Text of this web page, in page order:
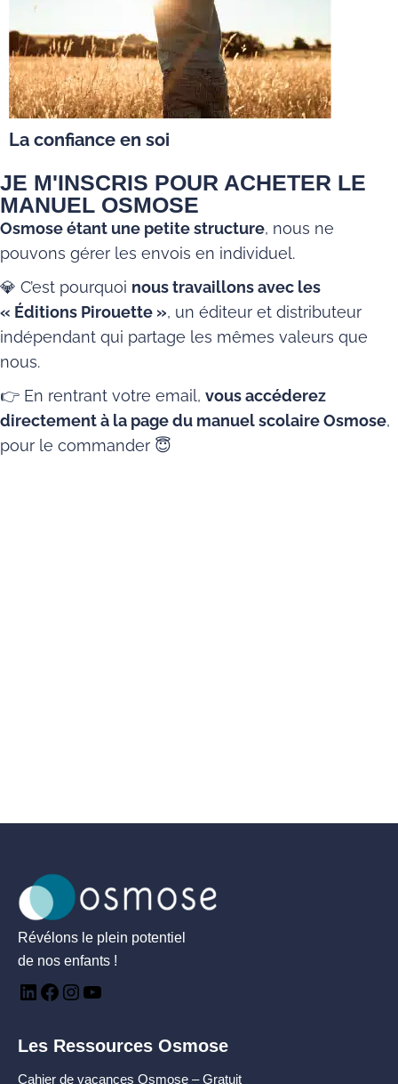
La confiance en soi
JE M'INSCRIS POUR ACHETER LE
MANUEL OSMOSE
Osmose étant une petite structure, nous ne
pouvons gérer les envois en individuel.
💎 C’est pourquoi nous travaillons avec les
« Éditions Pirouette », un éditeur et distributeur
indépendant qui partage les mêmes valeurs que
nous.
👉 En rentrant votre email, vous accéderez
directement à la page du manuel scolaire Osmose,
pour le commander 😇
Révélons le plein potentiel
de nos enfants !
Les Ressources Osmose
Cahier de vacances Osmose – Gratuit